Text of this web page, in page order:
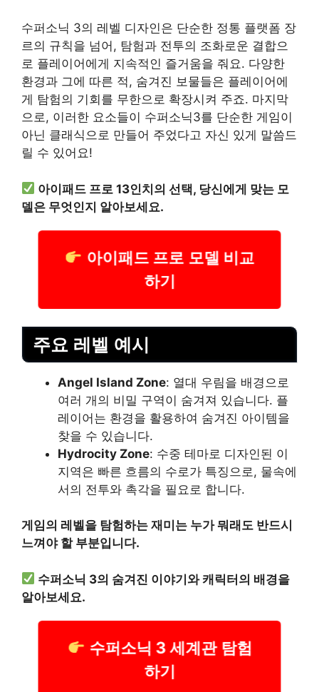
수퍼소닉 3의 레벨 디자인은 단순한 정통 플랫폼 장
르의 규칙을 넘어, 탐험과 전투의 조화로운 결합으
로 플레이어에게 지속적인 즐거움을 줘요. 다양한
환경과 그에 따른 적, 숨겨진 보물들은 플레이어에
게 탐험의 기회를 무한으로 확장시켜 주죠. 마지막
으로, 이러한 요소들이 수퍼소닉3를 단순한 게임이
아닌 클래식으로 만들어 주었다고 자신 있게 말씀드
릴 수 있어요!
아이패드 프로 13인치의 선택, 당신에게 맞는 모
델은 무엇인지 알아보세요.
아이패드 프로 모델 비교
하기
주요 레벨 예시
Angel Island Zone: 열대 우림을 배경으로
여러 개의 비밀 구역이 숨겨져 있습니다. 플
레이어는 환경을 활용하여 숨겨진 아이템을
찾을 수 있습니다.
Hydrocity Zone: 수중 테마로 디자인된 이
지역은 빠른 흐름의 수로가 특징으로, 물속에
서의 전투와 촉각을 필요로 합니다.
게임의 레벨을 탐험하는 재미는 누가 뭐래도 반드시
느껴야 할 부분입니다.
수퍼소닉 3의 숨겨진 이야기와 캐릭터의 배경을
알아보세요.
수퍼소닉 3 세계관 탐험
하기